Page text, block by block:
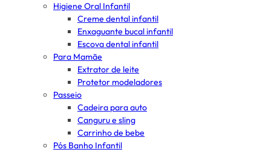
Higiene Oral Infantil
Creme dental infantil
Enxaguante bucal infantil
Escova dental infantil
Para Mamãe
Extrator de leite
Protetor modeladores
Passeio
Cadeira para auto
Canguru e sling
Carrinho de bebe
Pós Banho Infantil